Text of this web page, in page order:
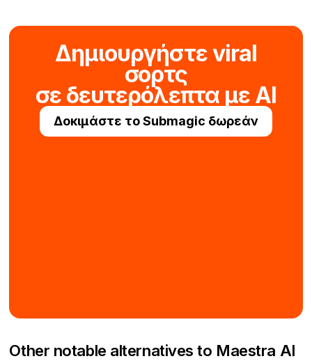
Δημιουργήστε viral
σορτς
σε δευτερόλεπτα με AI
Δοκιμάστε το Submagic δωρεάν
Other notable alternatives to Maestra AI